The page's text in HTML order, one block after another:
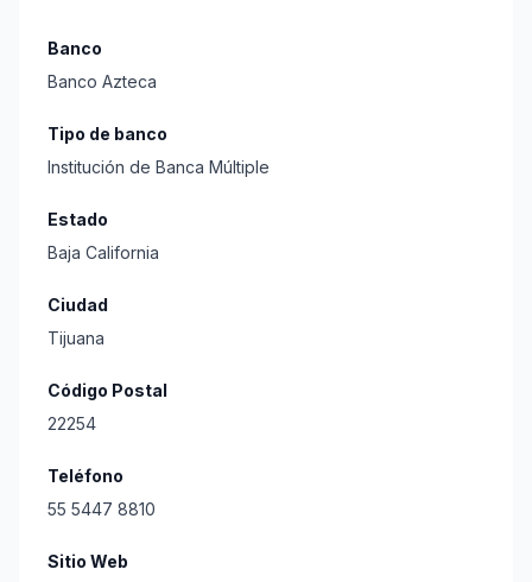
Banco
Banco Azteca
Tipo de banco
Institución de Banca Múltiple
Estado
Baja California
Ciudad
Tijuana
Código Postal
22254
Teléfono
55 5447 8810
Sitio Web